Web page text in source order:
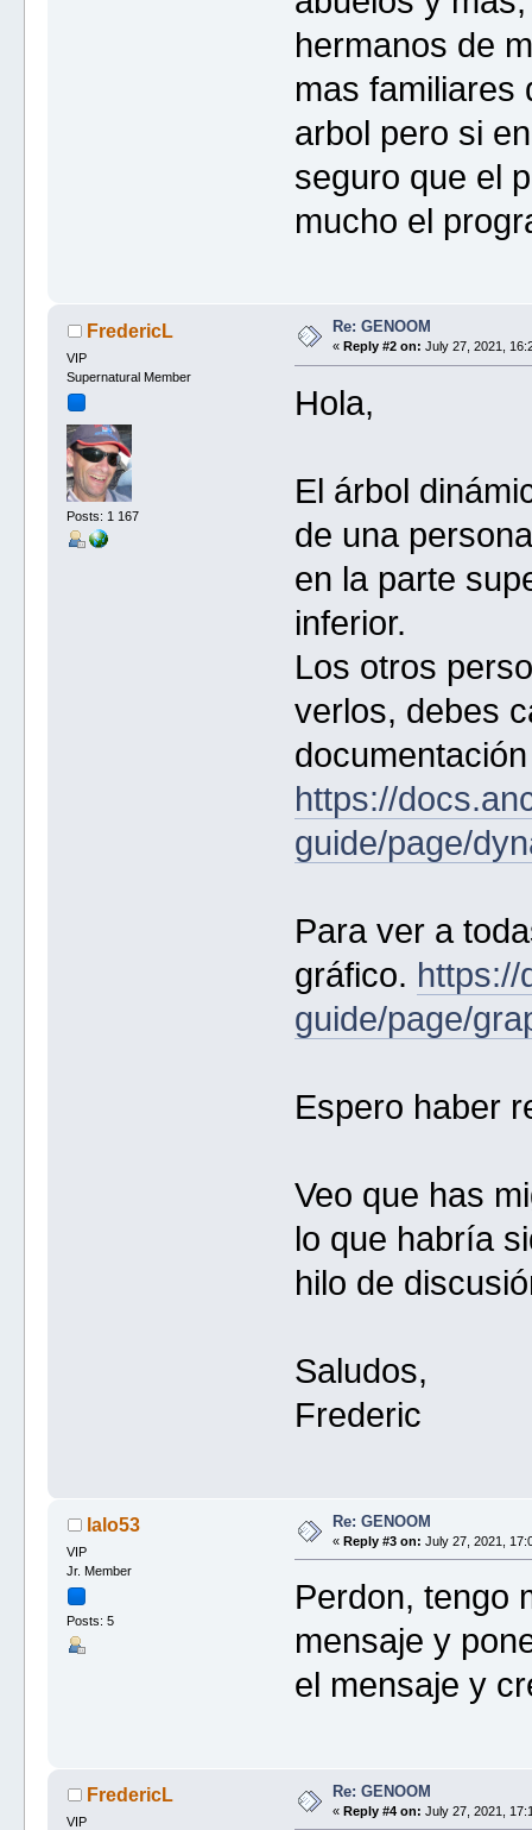
hermanos de
mas familiares
arbol pero si
seguro que el
mucho el
FredericL
VIP
Supernatural Member
Posts: 1 167
Re: GENOOM
« Reply #2 on: July 27, 2021,
Hola,
El árbol
de una
en la parte
inferior.
Los otros
verlos, debes
https://
guide/page/
Para ver a
gráfico.
guide/page/
Espero haber
Veo que has
lo que habría
hilo de
Saludos,
Frederic
lalo53
VIP
Jr. Member
Posts: 5
Re: GENOOM
«Reply #3 on: July 27, 2021,
Perdon, tengo
mensaje y
el mensaje y
FredericL
VIP
Re: GENOOM
«Reply #4 on: July 27, 2021,